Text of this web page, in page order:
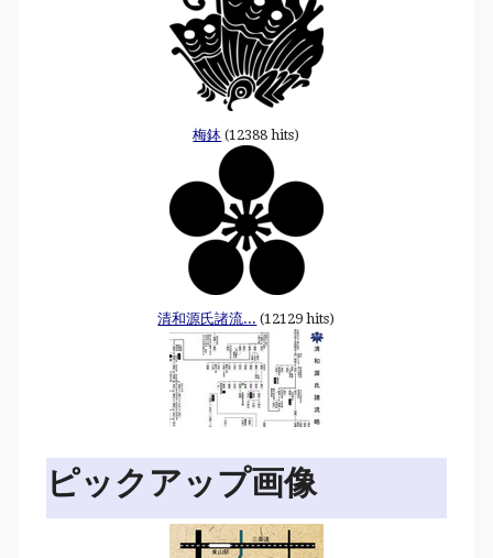
梅鉢 (12388 hits)
清和源氏諸流... (12129 hits)
ピックアップ画像